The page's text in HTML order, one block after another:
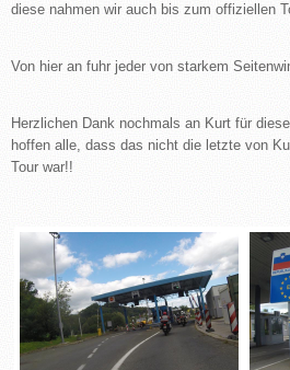
diese nahmen wir auch bis zum offiziellen
Von hier an fuhr jeder von starkem
Herzlichen Dank nochmals an Kurt für
hoffen alle, dass das nicht die letzte von
Tour war!!